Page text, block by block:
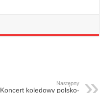
Następny
Koncert kolędowy polsko-